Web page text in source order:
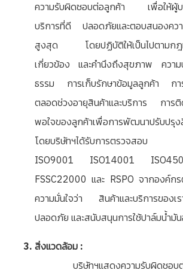
ความรับผิดชอบต่อลูกค้า เพื่อให้ผู้บริ
บริการที่ดี ปลอดภัยและตอบสนองคว
สูงสุด โดยปฏิบัติให้เป็นไปตามกฎห
เกี่ยวข้อง และคำนึงถึงสุขภาพ ควา
ธรรม การเก็บรักษาข้อมูลลูกค้า การ
ตลอดช่วงอายุสินค้าและบริการ การ
พอใจของลูกค้าเพื่อการพัฒนาปรับปรุง
โดยบริษัทฯได้รับการตรวจสอบ แ
ISO9001 ISO14001
FSSC22000 และ RSPO จากองค์ก
ความมั่นใจว่า สินค้าและบริการของเ
ปลอดภัย และสนับสนุนการใช้ปาล์มน้ำมั
สิ่งแวดล้อม :
บริษัทฯแสดงความรับผิดชอ